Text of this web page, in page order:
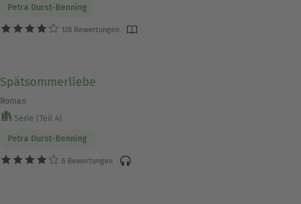
Petra Durst-Benning
128 Bewertungen
Spätsommerliebe
Roman
Serie (Teil 4)
Petra Durst-Benning
6 Bewertungen